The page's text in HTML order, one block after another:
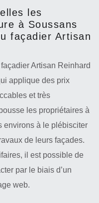
les
à Soussans
façadier Artisan
Artisan Reinhard
applique des prix
et très
les propriétaires à
environs à le plébisciter
de leurs façades.
il est possible de
par le biais d’un
web.